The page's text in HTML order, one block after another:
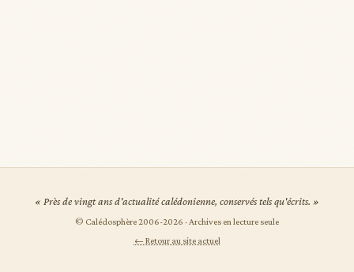
« Près de vingt ans d'actualité calédonienne, conservés tels qu'écrits. »
© Calédosphère 2006-2026 · Archives en lecture seule
← Retour au site actuel